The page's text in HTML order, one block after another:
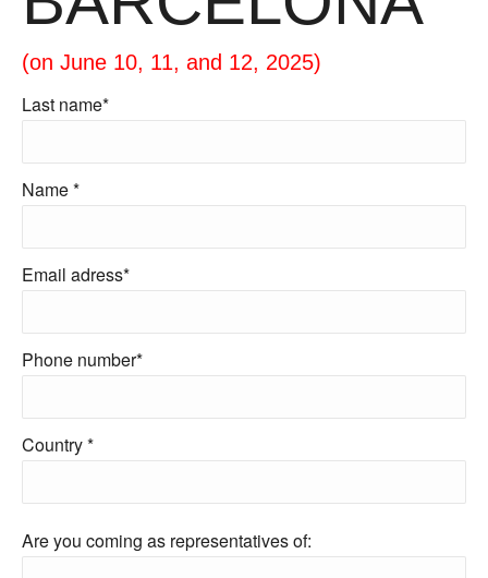
(on June 10, 11, and 12, 2025)
Last name*
Name *
Email adress*
Phone number*
Country *
Are you coming as representatives of: